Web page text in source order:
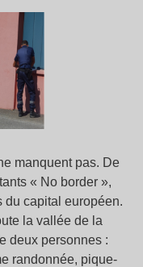
manquent pas. De
« No border »,
du capital européen.
la vallée de la
deux personnes :
randonnée, pique-